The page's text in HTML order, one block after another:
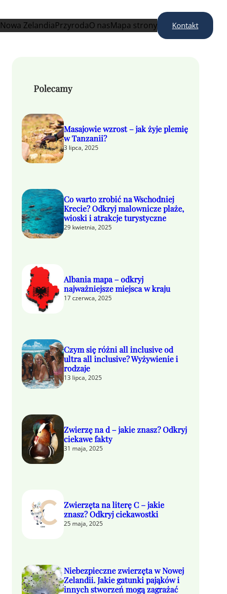
Nowa ZelandiaPrzyrodaO nasMapa strony Kontakt
Polecamy
Masajowie wzrost – jak żyje plemię
w Tanzanii?
3 lipca, 2025
Co warto zrobić na Wschodniej
Krecie? Odkryj malownicze plaże,
wioski i atrakcje turystyczne
29 kwietnia, 2025
Albania mapa – odkryj
najważniejsze miejsca w kraju
17 czerwca, 2025
Czym się różni all inclusive od
ultra all inclusive? Wyżywienie i
rodzaje
13 lipca, 2025
Zwierzę na d – jakie znasz? Odkryj
ciekawe fakty
31 maja, 2025
Zwierzęta na literę C – jakie
znasz? Odkryj ciekawostki
25 maja, 2025
Niebezpieczne zwierzęta w Nowej
Zelandii. Jakie gatunki pająków i
innych stworzeń mogą zagrażać